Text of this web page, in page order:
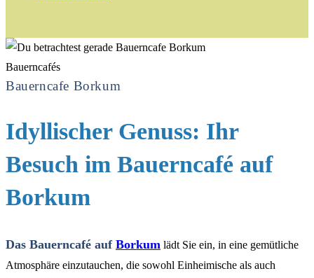
Bauerncafés
Bauerncafe Borkum
Idyllischer Genuss: Ihr
Besuch im Bauerncafé auf
Borkum
Das Bauerncafé auf Borkum lädt Sie ein, in eine gemütliche
Atmosphäre einzutauchen, die sowohl Einheimische als auch